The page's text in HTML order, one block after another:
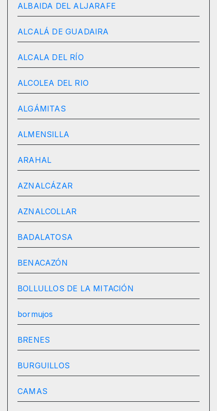
ALBAIDA DEL ALJARAFE
ALCALÁ DE GUADAIRA
ALCALA DEL RÍO
ALCOLEA DEL RIO
ALGÁMITAS
ALMENSILLA
ARAHAL
AZNALCÁZAR
AZNALCOLLAR
BADALATOSA
BENACAZÓN
BOLLULLOS DE LA MITACIÓN
bormujos
BRENES
BURGUILLOS
CAMAS